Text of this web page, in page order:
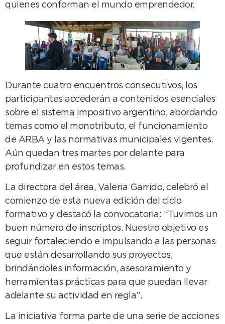
quienes conforman el mundo emprendedor.
Durante cuatro encuentros consecutivos, los
participantes accederán a contenidos esenciales
sobre el sistema impositivo argentino, abordando
temas como el monotributo, el funcionamiento
de ARBA y las normativas municipales vigentes.
Aún quedan tres martes por delante para
profundizar en estos temas.
La directora del área, Valeria Garrido, celebró el
comienzo de esta nueva edición del ciclo
formativo y destacó la convocatoria: “Tuvimos un
buen número de inscriptos. Nuestro objetivo es
seguir fortaleciendo e impulsando a las personas
que están desarrollando sus proyectos,
brindándoles información, asesoramiento y
herramientas prácticas para que puedan llevar
adelante su actividad en regla”.
La iniciativa forma parte de una serie de acciones